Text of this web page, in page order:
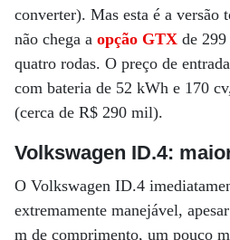
converter). Mas esta é a versão
não chega a opção GTX de
quatro rodas. O preço de
com bateria de 52 kWh e 170
(cerca de R$ 290 mil).
Volkswagen ID.4:
O Volkswagen ID.4
extremamente manejável,
m de comprimento, um pouco